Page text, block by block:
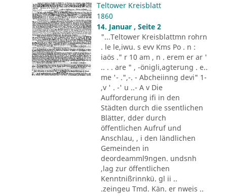
Teltower Kreisblatt
1860
14. Januar , Seite 2
"...Teltower Kreisblattmn rohrn
. le le,iwu. s evv Kms Po . n :
iaös ." r 10 am , n . erem er ar '
.. . . are " , -önigli,agterung . e..
me '- .",-. - Abcheiinng devi" 1-
,v ' . -' u ..- A v Die
Aufforderung ifi in den
Städten durch die ssentlichen
Blätter, dder durch
öffentlichen Aufruf und
Anschlau, , i den ländlichen
Gemeinden in
deordeamml9ngen. undsnh
,lag zur öffentlichen
Kenntnißrinnkü. gl ii ..
.zeingeu Tmd. Kän. er nweis ..